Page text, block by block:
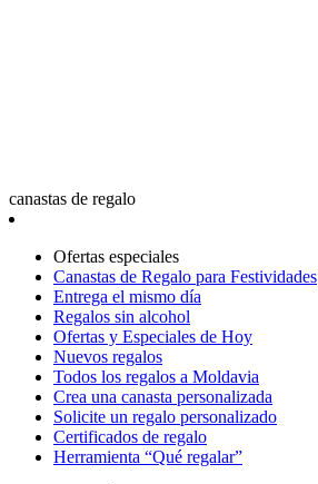
canastas de regalo
Ofertas especiales
Canastas de Regalo para Festividades
Entrega el mismo día
Regalos sin alcohol
Ofertas y Especiales de Hoy
Nuevos regalos
Todos los regalos a Moldavia
Crea una canasta personalizada
Solicite un regalo personalizado
Certificados de regalo
Herramienta “Qué regalar”